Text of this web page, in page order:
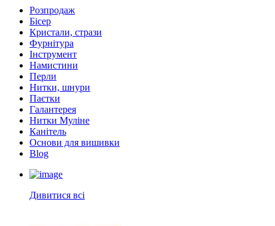
Розпродаж
Бісер
Кристали, стрази
Фурнітура
Інструмент
Намистини
Перли
Нитки, шнури
Паєтки
Галантерея
Нитки Муліне
Канітель
Основи для вишивки
Blog
Дивитися всі